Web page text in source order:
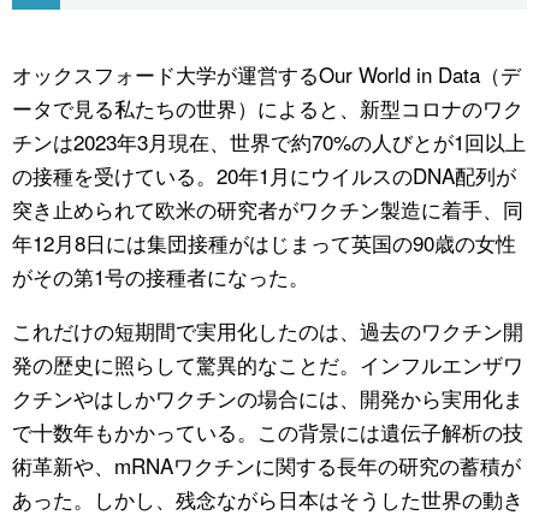
オックスフォード大学が運営するOur World in Data（デ
ータで見る私たちの世界）によると、新型コロナのワク
チンは2023年3月現在、世界で約70%の人びとが1回以上
の接種を受けている。20年1月にウイルスのDNA配列が
突き止められて欧米の研究者がワクチン製造に着手、同
年12月8日には集団接種がはじまって英国の90歳の女性
がその第1号の接種者になった。
これだけの短期間で実用化したのは、過去のワクチン開
発の歴史に照らして驚異的なことだ。インフルエンザワ
クチンやはしかワクチンの場合には、開発から実用化ま
で十数年もかかっている。この背景には遺伝子解析の技
術革新や、mRNAワクチンに関する長年の研究の蓄積が
あった。しかし、残念ながら日本はそうした世界の動き